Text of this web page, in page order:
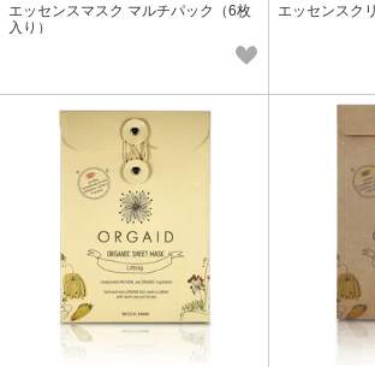
エッセンスマスク マルチパック（6枚
入り）
エッセンスク